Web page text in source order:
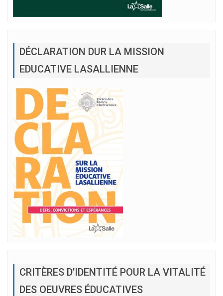
DÉCLARATION DUR LA MISSION
EDUCATIVE LASALLIENNE
CRITÈRES D’IDENTITÉ POUR LA VITALITÉ
DES OEUVRES ÉDUCATIVES